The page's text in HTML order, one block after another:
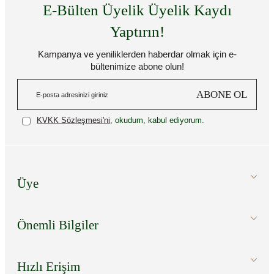
E-Bülten Üyelik Üyelik Kaydı
Yaptırın!
Kampanya ve yeniliklerden haberdar olmak için e-
bültenimize abone olun!
ABONE OL
KVKK Sözleşmesi'ni, okudum, kabul ediyorum.
Üye
Önemli Bilgiler
Hızlı Erişim